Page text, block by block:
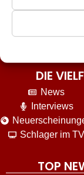
DIE
News
Interviews
Schlager im TV
TOP